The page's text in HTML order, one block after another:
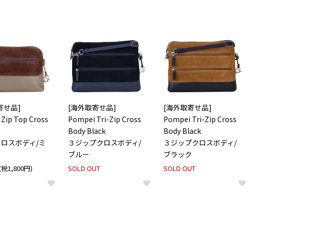
せ品]
Top Cross
スボディ/ミ
1,800円)
[海外取寄せ品]
Pompei Tri-Zip Cross
Body Black
３ジップクロスボディ/
ブルー
SOLD OUT
[海外取寄せ品]
Pompei Tri-Zip Cross
Body Black
３ジップクロスボディ/
ブラック
SOLD OUT